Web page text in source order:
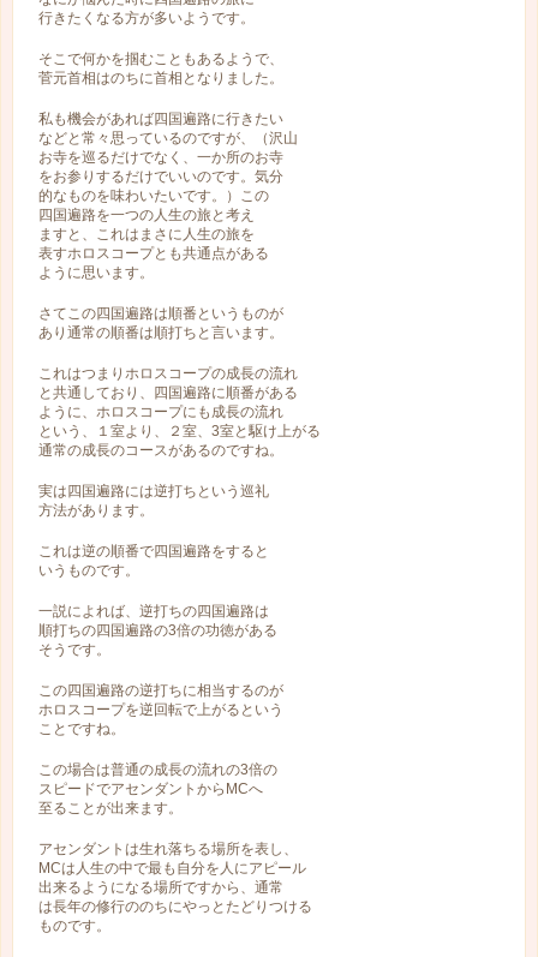
行きたくなる方が多いようです。
そこで何かを掴むこともあるようで、
菅元首相はのちに首相となりました。
私も機会があれば四国遍路に行きたい
などと常々思っているのですが、（沢山
お寺を巡るだけでなく、一か所のお寺
をお参りするだけでいいのです。気分
的なものを味わいたいです。）この
四国遍路を一つの人生の旅と考え
ますと、これはまさに人生の旅を
表すホロスコープとも共通点がある
ように思います。
さてこの四国遍路は順番というものが
あり通常の順番は順打ちと言います。
これはつまりホロスコープの成長の流れ
と共通しており、四国遍路に順番がある
ように、ホロスコープにも成長の流れ
という、１室より、２室、3室と駆け上がる
通常の成長のコースがあるのですね。
実は四国遍路には逆打ちという巡礼
方法があります。
これは逆の順番で四国遍路をすると
いうものです。
一説によれば、逆打ちの四国遍路は
順打ちの四国遍路の3倍の功徳がある
そうです。
この四国遍路の逆打ちに相当するのが
ホロスコープを逆回転で上がるという
ことですね。
この場合は普通の成長の流れの3倍の
スピードでアセンダントからMCへ
至ることが出来ます。
アセンダントは生れ落ちる場所を表し、
MCは人生の中で最も自分を人にアピール
出来るようになる場所ですから、通常
は長年の修行ののちにやっとたどりつける
ものです。